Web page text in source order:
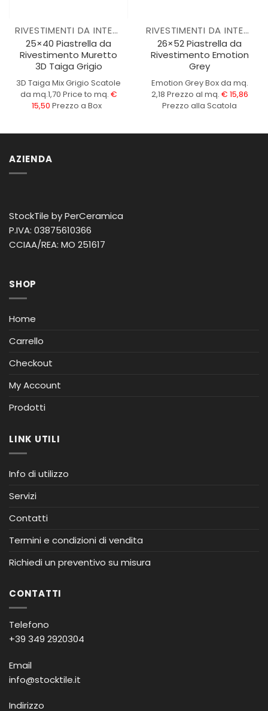
RIVESTIMENTI DA INTERNO
25×40 Piastrella da
Rivestimento Muretto
3D Taiga Grigio
3D Taiga Mix Grigio Scatole
da mq.1,70 Price to mq. €
15,50 Prezzo a Box
RIVESTIMENTI DA INTERNO
26×52 Piastrella da
Rivestimento Emotion
Grey
Emotion GreyBox da mq.
2,18 Prezzo al mq. € 15,86
Prezzo alla Scatola
AZIENDA
StockTile by PerCeramica
P.IVA: 03875610366
CCIAA/REA: MO 251617
SHOP
Home
Carrello
Checkout
My Account
Prodotti
LINK UTILI
Info di utilizzo
Servizi
Contatti
Termini e condizioni di vendita
Richiedi un preventivo su misura
CONTATTI
Telefono
+39 349 2920304
Email
info@stocktile.it
Indirizzo